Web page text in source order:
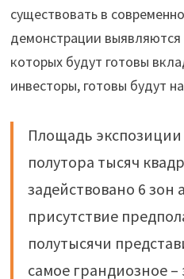
существовать в
демонстрации
которых будут готовы
инвесторы, готовы будут
Площадь
полутора тысяч
задействовано 6 зон
присутствие
полутысячи
самое грандиозное –